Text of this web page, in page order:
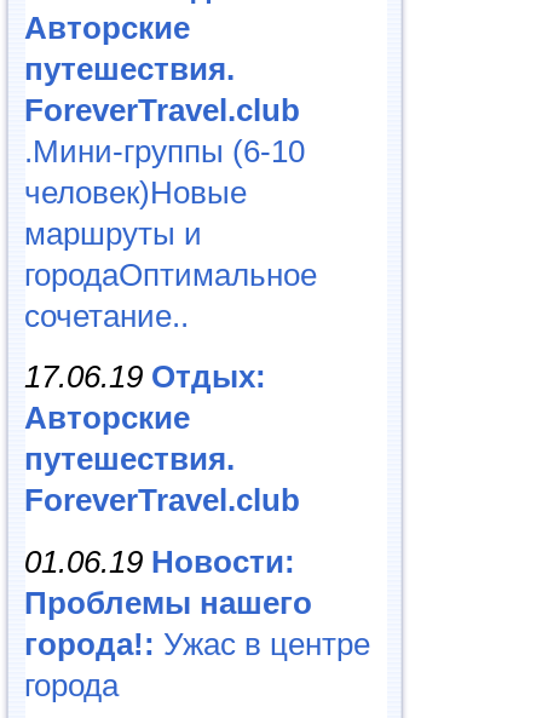
Авторские
путешествия.
ForeverTravel.club
.Мини-группы (6-10
человек)Новые
маршруты и
городаОптимальное
сочетание..
17.06.19 Отдых:
Авторские
путешествия.
ForeverTravel.club
01.06.19 Новости:
Проблемы нашего
города!: Ужас в центре
города